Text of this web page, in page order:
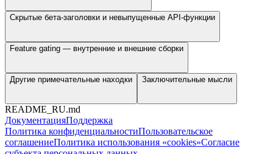
Скрытые бета-заголовки и невыпущенные API-функции
Feature gating — внутренние и внешние сборки
Другие примечательные находки Заключительные мысли
README_RU.md
ДокументацияПоддержка
Политика конфиденциальностиПользовательское
соглашениеПолитика использования «cookies»Согласие